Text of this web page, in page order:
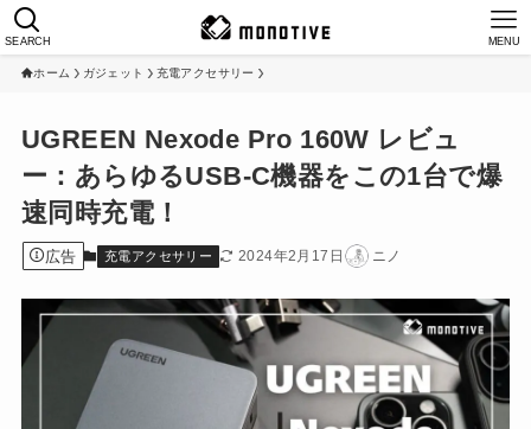
SEARCH MENU
ホーム ガジェット 充電アクセサリー
UGREEN Nexode Pro 160W レビュ
ー：あらゆるUSB-C機器をこの1台で爆
速同時充電！
広告 充電アクセサリー 2024年2月17日 ニノ